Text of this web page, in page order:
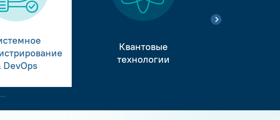
DevOps
Квантовые
технологии